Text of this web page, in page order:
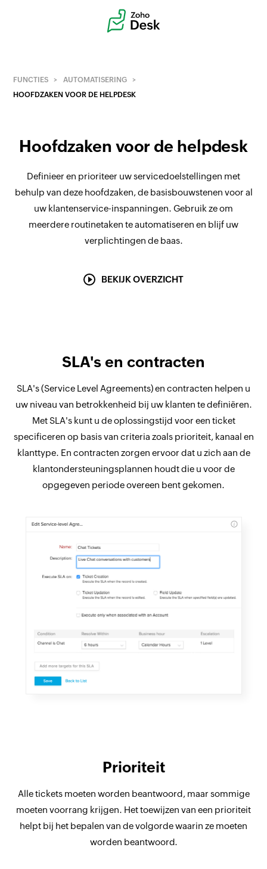
FUNCTIES
AUTOMATISERING
HOOFDZAKEN VOOR DE HELPDESK
Hoofdzaken voor de helpdesk
Definieer en prioriteer uw servicedoelstellingen met
behulp van deze hoofdzaken, de basisbouwstenen voor al
uw klantenservice-inspanningen. Gebruik ze om
meerdere routinetaken te automatiseren en blijf uw
verplichtingen de baas.
BEKIJK OVERZICHT
SLA's en contracten
SLA's (Service Level Agreements) en contracten helpen u
uw niveau van betrokkenheid bij uw klanten te definiëren.
Met SLA's kunt u de oplossingstijd voor een ticket
specificeren op basis van criteria zoals prioriteit, kanaal en
klanttype. En contracten zorgen ervoor dat u zich aan de
klantondersteuningsplannen houdt die u voor de
opgegeven periode overeen bent gekomen.
Prioriteit
Alle tickets moeten worden beantwoord, maar sommige
moeten voorrang krijgen. Het toewijzen van een prioriteit
helpt bij het bepalen van de volgorde waarin ze moeten
worden beantwoord.